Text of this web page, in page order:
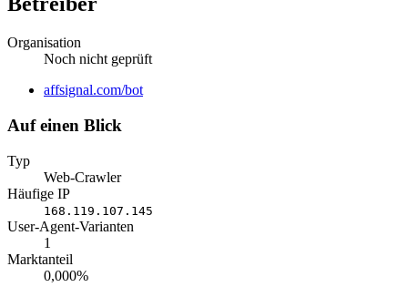
Organisation
Noch nicht geprüft
Website
affsignal.com/bot
Auf einen Blick
Typ
Web-Crawler
Häufige IP
168.119.107.145
User-Agent-Varianten
1
Marktanteil
0,000%